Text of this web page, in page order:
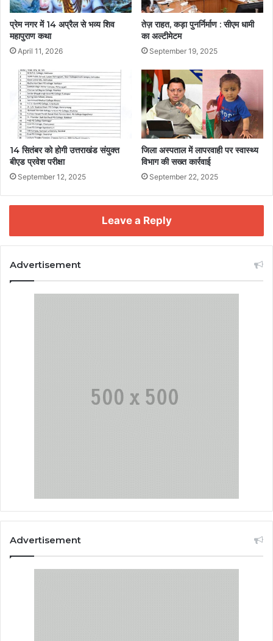
प्रेम नगर में 14 अप्रैल से भव्य शिव
महापुराण कथा
April 11, 2026
तेज़ राहत, कड़ा पुनर्निर्माण : सीएम धामी
का अल्टीमेटम
September 19, 2025
14 सितंबर को होगी उत्तराखंड संयुक्त
बीएड प्रवेश परीक्षा
September 12, 2025
जिला अस्पताल में लापरवाही पर स्वास्थ्य
विभाग की सख्त कार्रवाई
September 22, 2025
Leave a Reply
Advertisement
Advertisement